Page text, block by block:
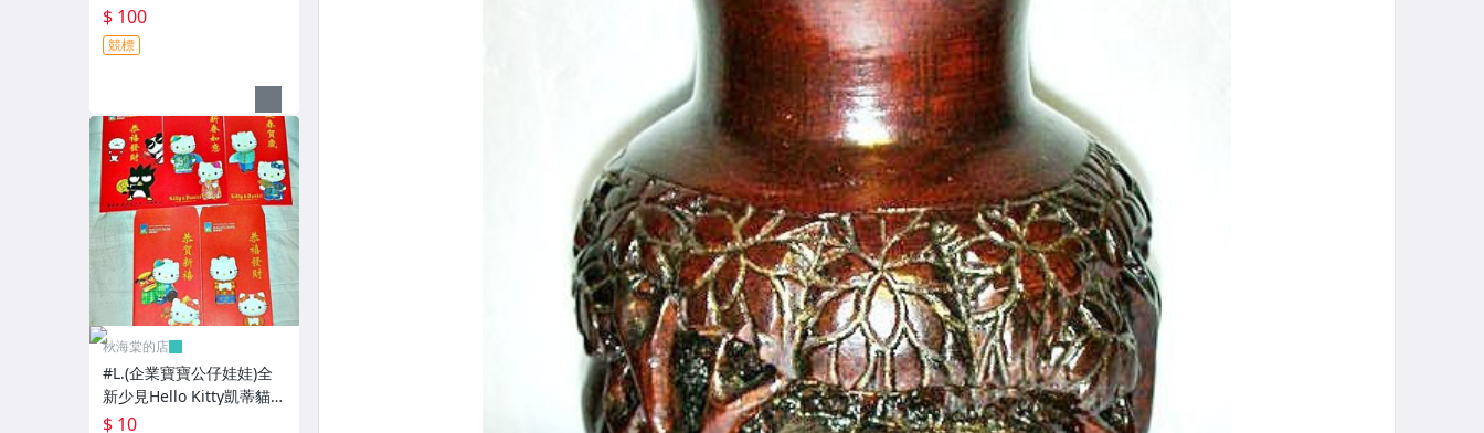
便利商店鐵質筆盒!--值得
擁有!
$ 100
競標
秋海棠的店
#L.(企業寶寶公仔娃娃)全
新少見Hello Kitty凱蒂貓/
酷企鵝造型紅包袋5個一套
$ 10